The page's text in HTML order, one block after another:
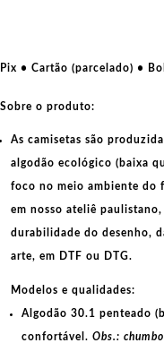
-
quantidade
Pix • Cartão (parcelado) •
Sobre o produto:
As camisetas são
algodão ecológico (baixa
foco no meio ambiente do
em nosso ateliê paulistano,
durabilidade do desenho,
arte, em DTF ou DTG.
Modelos e qualidades:
Algodão 30.1 penteado
confortável. Obs.: